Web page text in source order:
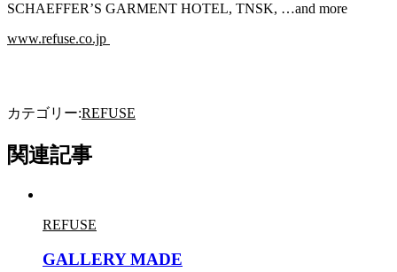
SCHAEFFER’S GARMENT HOTEL, TNSK, …and more
www.refuse.co.jp
カテゴリー:REFUSE
関連記事
REFUSE
GALLERY MADE